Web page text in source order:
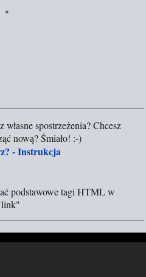
spostrzeżenia? Chcesz
nową? Śmiało! :-)
- Instrukcja
podstawowe tagi HTML w